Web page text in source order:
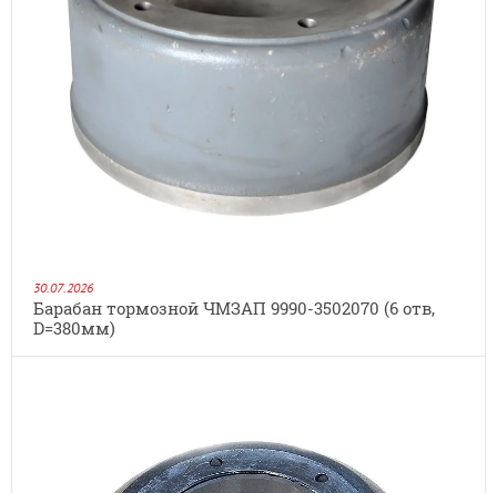
30.07.2026
Барабан тормозной ЧМЗАП 9990-3502070 (6 отв,
D=380мм)